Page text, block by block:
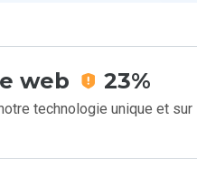
web 23%
technologie unique et